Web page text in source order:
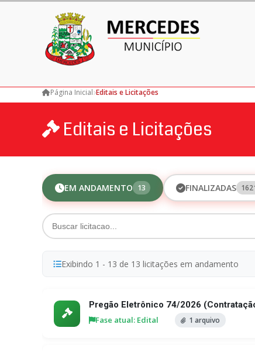
Página Inicial Editais e Licitações
Editais e Licitações
EM ANDAMENTO 13 FINALIZADAS
Exibindo 1 - 13 de 13 licitações em andamento
Pregão Eletrônico 74/2026
Fase atual: Edital
1 arquivo